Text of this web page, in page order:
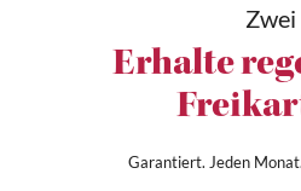
Zwei
Erhalte
Garantiert. Jeden